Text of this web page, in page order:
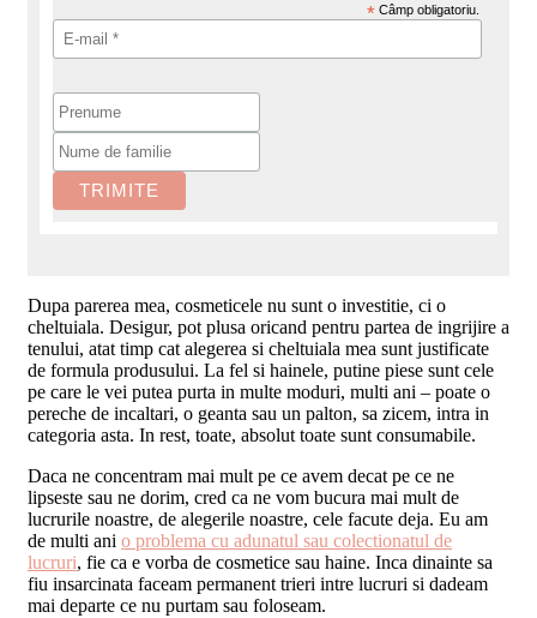
* Câmp obligatoriu.
Dupa parerea mea, cosmeticele nu sunt o investitie, ci o
cheltuiala. Desigur, pot plusa oricand pentru partea de ingrijire a
tenului, atat timp cat alegerea si cheltuiala mea sunt justificate
de formula produsului. La fel si hainele, putine piese sunt cele
pe care le vei putea purta in multe moduri, multi ani – poate o
pereche de incaltari, o geanta sau un palton, sa zicem, intra in
categoria asta. In rest, toate, absolut toate sunt consumabile.
Daca ne concentram mai mult pe ce avem decat pe ce ne
lipseste sau ne dorim, cred ca ne vom bucura mai mult de
lucrurile noastre, de alegerile noastre, cele facute deja. Eu am
de multi ani o problema cu adunatul sau colectionatul de
lucruri, fie ca e vorba de cosmetice sau haine. Inca dinainte sa
fiu insarcinata faceam permanent trieri intre lucruri si dadeam
mai departe ce nu purtam sau foloseam.